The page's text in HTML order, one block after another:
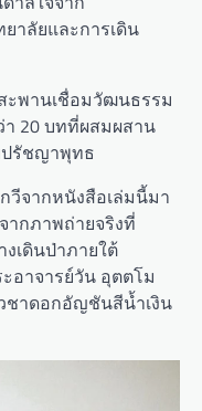
าลัยและการเดิน
ะพานเชื่อมวัฒนธรรม
20 บทที่ผสมผสาน
ปรัชญาพุทธ
วีจากหนังสือเล่มนี้มา
ากภาพถ่ายจริงที่
เดินป่าภายใต้
อาจารย์วัน อุตตโม
ชาดอกอัญชันสีน้ำเงิน